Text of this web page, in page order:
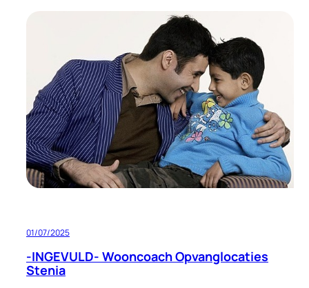
Locatie
Manager
Opvang
Eindhoven
01/07/2025
-INGEVULD- Wooncoach Opvanglocaties
Stenia